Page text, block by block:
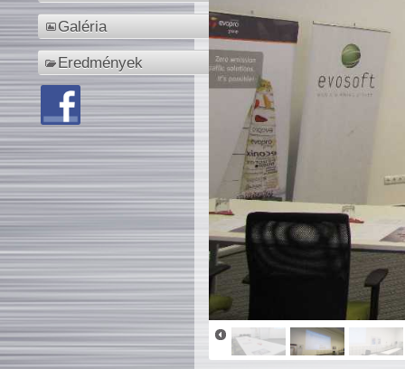
Galéria
Eredmények